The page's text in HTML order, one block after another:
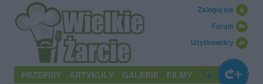
Użytkownicy
Forum
Zaloguj się
PRZEPISY ARTYKUŁY GALERIE FILMY